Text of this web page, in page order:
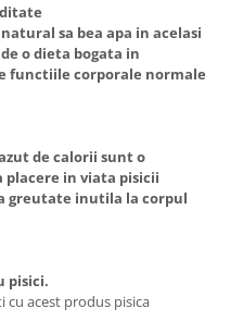
sa bea apa in acelasi
o dieta bogata in
functiile corporale normale
de calorii sunt o
placere in viata pisicii
greutate inutila la corpul
pisici.
cu acest produs pisica